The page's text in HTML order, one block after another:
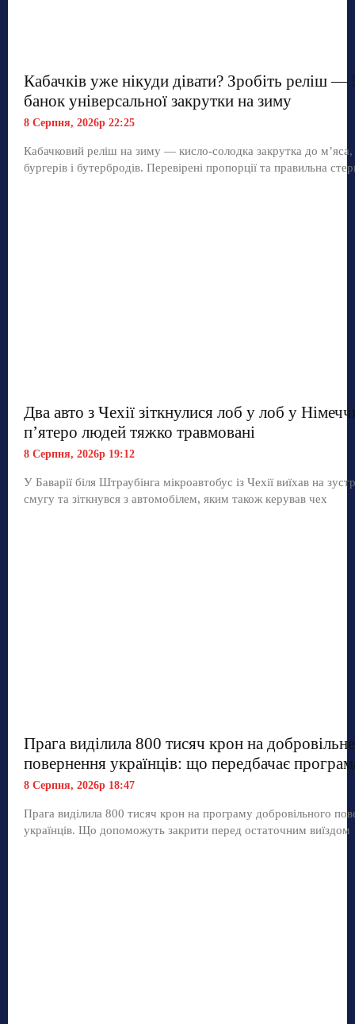
Кабачків уже нікуди дівати? Зробіть реліш —
банок універсальної закрутки на зиму
8 Серпня, 2026р 22:25
Кабачковий реліш на зиму — кисло-солодка закрутка до м’яса,
бургерів і бутербродів. Перевірені пропорції та правильна
Два авто з Чехії зіткнулися лоб у лоб у
п’ятеро людей тяжко травмовані
8 Серпня, 2026р 19:12
У Баварії біля Штраубінга мікроавтобус із Чехії виїхав на
смугу та зіткнувся з автомобілем, яким також керував чех
Прага виділила 800 тисяч крон на добровільне
повернення українців: що передбачає
8 Серпня, 2026р 18:47
Прага виділила 800 тисяч крон на програму добровільного
українців. Що допоможуть закрити перед остаточним виїздом